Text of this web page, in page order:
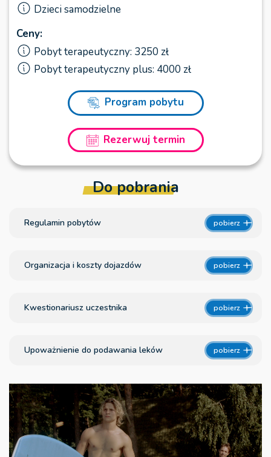
Dzieci samodzielne
Ceny:
Pobyt terapeutyczny: 3250 zł
Pobyt terapeutyczny plus: 4000 zł
Program pobytu
Rezerwuj termin
Do pobrania
Regulamin pobytów pobierz
Organizacja i koszty dojazdów pobierz
Kwestionariusz uczestnika pobierz
Upoważnienie do podawania leków pobierz